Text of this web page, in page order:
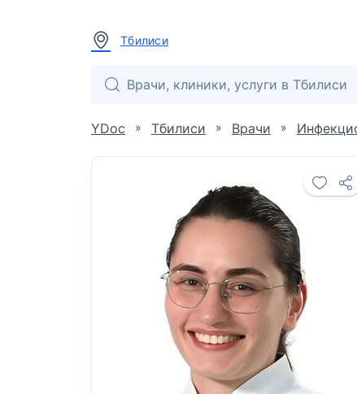
Тбилиси
YDoc » Тбилиси » Врачи »